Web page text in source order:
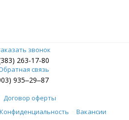
звонок
263-17-80
связь
935‒29‒87
Договор оферты
Конфиденциальность
Вакансии